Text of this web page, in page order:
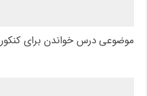
موضوعی درس خواندن برای کنکور